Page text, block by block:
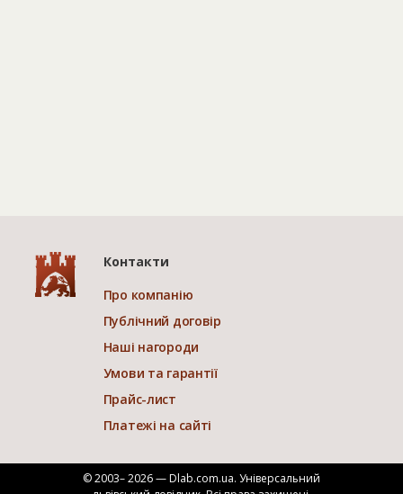
Контакти
Про компанію
Публічний договір
Наші нагороди
Умови та гарантії
Прайс-лист
Платежі на сайті
© 2003– 2026 — Dlab.com.ua. Універсальний